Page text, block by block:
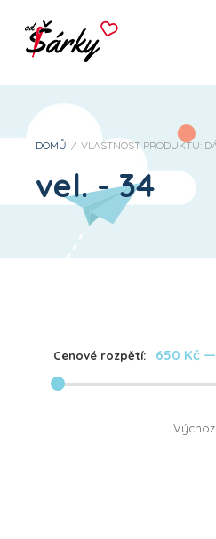
DOMŮ / VLASTNOST PRODUKTU:
vel. - 34
Cenové rozpětí: 650 Kč —